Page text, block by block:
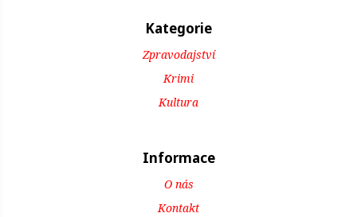
Kategorie
Zpravodajství
Krimi
Kultura
Informace
O nás
Kontakt